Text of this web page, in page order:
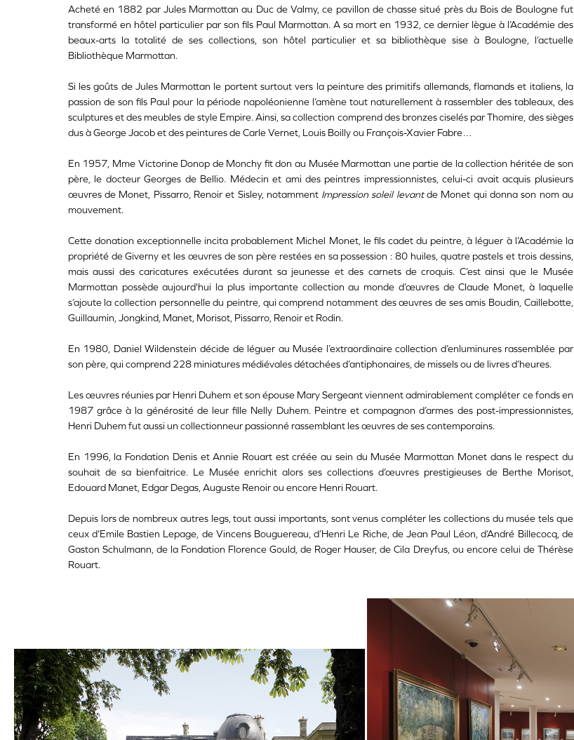
Acheté en 1882 par Jules Marmottan au Duc de Valmy, ce pavillon de chasse situé près du Bois de Boulogne fut
transformé en hôtel particulier par son fils Paul Marmottan. A sa mort en 1932, ce dernier lègue à l’Académie des
beaux-arts la totalité de ses collections, son hôtel particulier et sa bibliothèque sise à Boulogne, l’actuelle
Bibliothèque Marmottan.
Si les goûts de Jules Marmottan le portent surtout vers la peinture des primitifs allemands, flamands et italiens, la
passion de son fils Paul pour la période napoléonienne l’amène tout naturellement à rassembler des tableaux, des
sculptures et des meubles de style Empire. Ainsi, sa collection comprend des bronzes ciselés par Thomire, des sièges
dus à George Jacob et des peintures de Carle Vernet, Louis Boilly ou François-Xavier Fabre…
En 1957, Mme Victorine Donop de Monchy fit don au Musée Marmottan une partie de la collection héritée de son
père, le docteur Georges de Bellio. Médecin et ami des peintres impressionnistes, celui-ci avait acquis plusieurs
œuvres de Monet, Pissarro, Renoir et Sisley, notamment Impression soleil levantde Monet qui donna son nom au
mouvement.
Cette donation exceptionnelle incita probablement Michel Monet, le fils cadet du peintre, à léguer à l’Académie la
propriété de Giverny et les œuvres de son père restées en sa possession : 80 huiles, quatre pastels et trois dessins,
mais aussi des caricatures exécutées durant sa jeunesse et des carnets de croquis. C’est ainsi que le Musée
Marmottan possède aujourd'hui la plus importante collection au monde d’œuvres de Claude Monet, à laquelle
s’ajoute la collection personnelle du peintre, qui comprend notamment des œuvres de ses amis Boudin, Caillebotte,
Guillaumin, Jongkind, Manet, Morisot, Pissarro, Renoir et Rodin.
En 1980, Daniel Wildenstein décide de léguer au Musée l’extraordinaire collection d’enluminures rassemblée par
son père, qui comprend 228 miniatures médiévales détachées d’antiphonaires, de missels ou de livres d’heures.
Les œuvres réunies par Henri Duhem et son épouse Mary Sergeant viennent admirablement compléter ce fonds en
1987 grâce à la générosité de leur fille Nelly Duhem. Peintre et compagnon d’armes des post-impressionnistes,
Henri Duhem fut aussi un collectionneur passionné rassemblant les œuvres de ses contemporains.
En 1996, la Fondation Denis et Annie Rouart est créée au sein du Musée Marmottan Monet dans le respect du
souhait de sa bienfaitrice. Le Musée enrichit alors ses collections d’œuvres prestigieuses de Berthe Morisot,
Edouard Manet, Edgar Degas, Auguste Renoir ou encore Henri Rouart.
Depuis lors de nombreux autres legs, tout aussi importants, sont venus compléter les collections du musée tels que
ceux d’Emile Bastien Lepage, de Vincens Bouguereau, d’Henri Le Riche, de Jean Paul Léon, d’André Billecocq, de
Gaston Schulmann, de la Fondation Florence Gould, de Roger Hauser, de Cila Dreyfus, ou encore celui de Thérèse
Rouart.